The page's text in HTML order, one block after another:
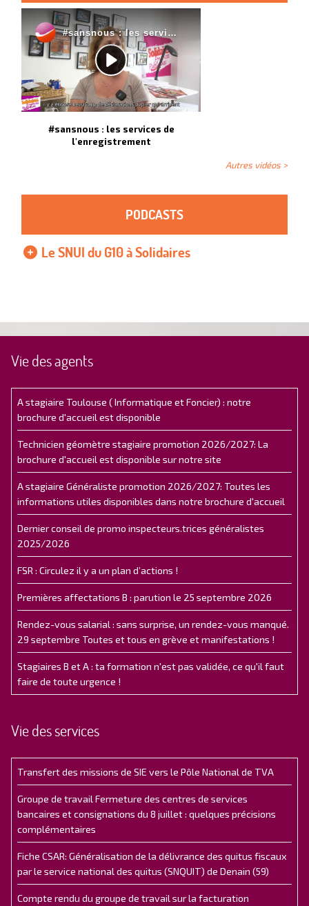
#sansnous : les services de
l'enregistrement
Autres vidéos >
PODCASTS
Le SNUI du G10 à Solidaires
Vie des agents
A stagiaire Toulouse ( Informatique et Foncier) : notre
brochure d'accueil est disponible
Technicien géomètre stagiaire promotion 2026/2027: La
brochure d'accueil est disponible sur notre site
A stagiaire Généraliste promotion 2026/2027: Toutes les
informations utiles disponibles dans notre brochure d'accueil
Dernier conseil de promo inspecteurs.trices généralistes
2025/2026
FSR : Circulez il y a un plan d’actions !
Premières affectations B : parution le 25 septembre 2026
Rendez-vous salarial : sans surprise, un rendez-vous manqué.
29 septembre Toutes et tous en grève et manifestations !
Stagiaires B et A : ta formation n'est pas validée, ce qu'il faut
faire de toute urgence !
Vie des services
Transfert des missions de SIE vers le Pôle National de TVA
Groupe de travail Fermeture des centres de services
bancaires et consignations du 8 juillet : quelques précisions
complémentaires
Fiche CSAR: Généralisation de la délivrance des quitus fiscaux
par le service national des quitus (SNQUIT) de Denain (59)
Compte rendu du groupe de travail sur la facturation